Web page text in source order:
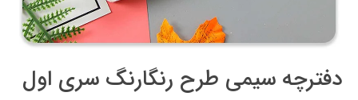
دفترچه سیمی طرح رنگارنگ سری اول